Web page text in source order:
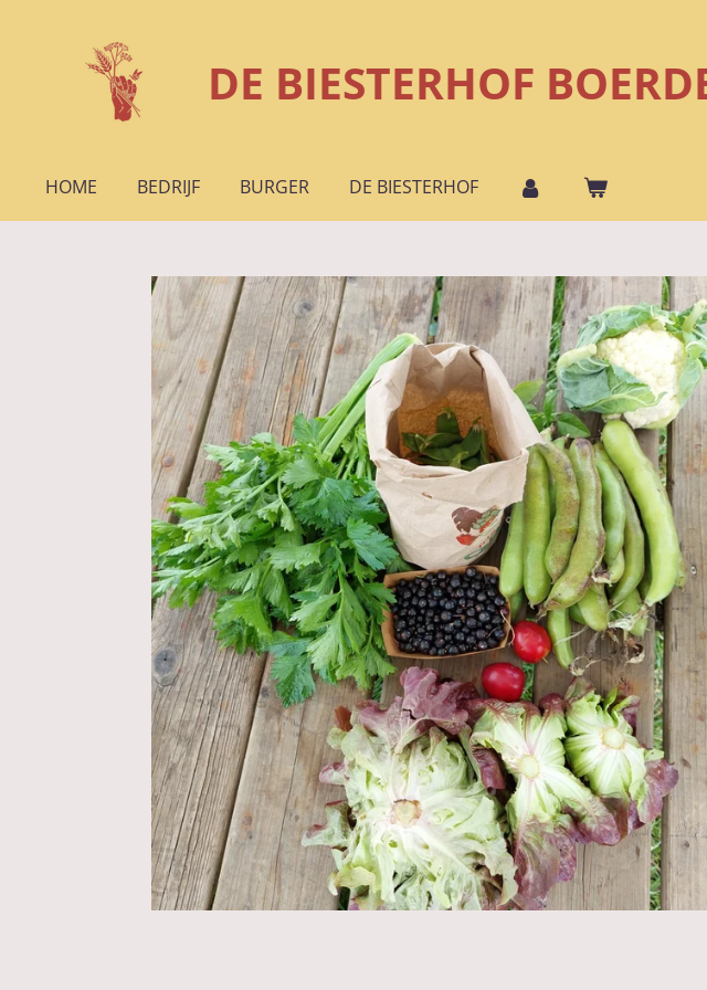
DE BIESTERHOF
HOME BEDRIJF BURGER DE BIESTERHOF